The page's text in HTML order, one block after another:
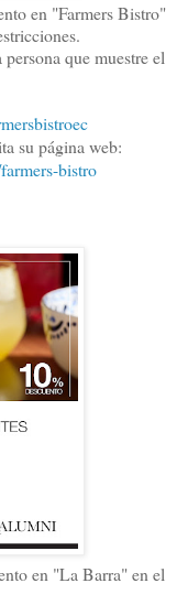
en "Farmers Bistro"
que muestre el
su página web:
bistro
en "La Barra" en el